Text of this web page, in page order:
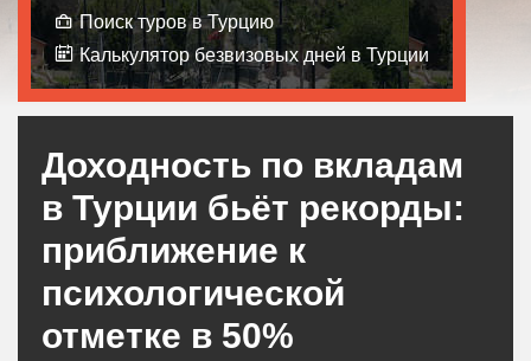
Поиск туров в Турцию
Калькулятор безвизовых дней в Турции
Доходность по вкладам
в Турции бьёт рекорды:
приближение к
психологической
отметке в 50%